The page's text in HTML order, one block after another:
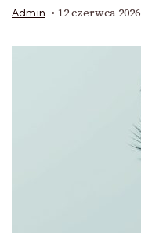
Admin 12 czerwca 2026